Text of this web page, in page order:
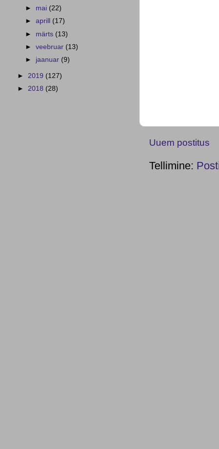
Uuem postitus
Tellimine:
► mai (22)
►aprill (17)
► märts (13)
►veebruar (13)
► jaanuar (9)
► 2019 (127)
► 2018 (28)